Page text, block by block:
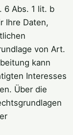
6 Abs. 1 lit. b
Ihre Daten,
von Art.
kann
Interesses
Über die